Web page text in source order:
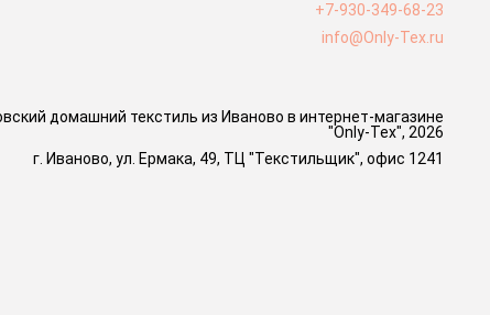
+7-930-349-68-23
info@Only-Tex.ru
домашний текстиль из Иваново в интернет-магазине
"Only-Tex", 2026
г. Иваново, ул. Ермака, 49, ТЦ "Текстильщик", офис 1241